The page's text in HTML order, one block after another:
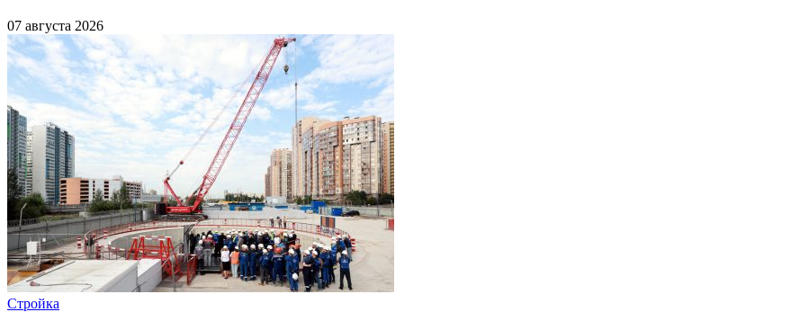
07 августа 2026
Стройка